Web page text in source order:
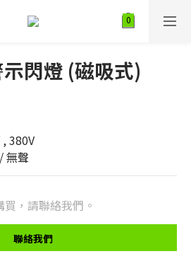
閃燈 (磁吸式)
380V
無聲
買，請聯絡我們。
聯絡我們